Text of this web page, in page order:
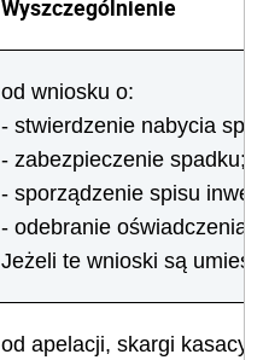
Wyszczególnienie
od wniosku o:
- stwierdzenie nabycia
- zabezpieczenie spadku;
- sporządzenie spisu
- odebranie oświadczenia
Jeżeli te wnioski są
od apelacji, skargi